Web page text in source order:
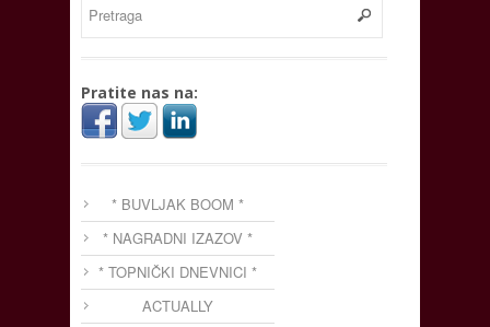
Pratite nas na:
* BUVLJAK BOOM *
* NAGRADNI IZAZOV *
* TOPNIČKI DNEVNICI *
ACTUALLY